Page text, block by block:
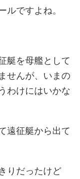
ルですよね。
艇を母艦として
せんが、いまの
わけにはいかな
遠征艇から出て
りだったけど